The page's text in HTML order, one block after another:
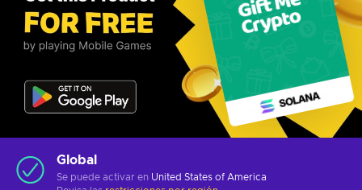
Global
Se puede activar en United States of America